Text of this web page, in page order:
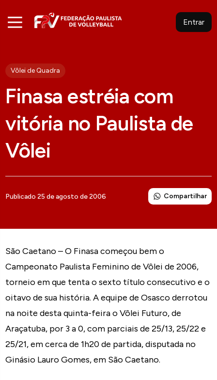
Entrar
Vôlei de Quadra
Finasa estréia com
vitória no Paulista de
Vôlei
Publicado 25 de agosto de 2006 Compartilhar
São Caetano – O Finasa começou bem o
Campeonato Paulista Feminino de Vôlei de 2006,
torneio em que tenta o sexto título consecutivo e o
oitavo de sua história. A equipe de Osasco derrotou
na noite desta quinta-feira o Vôlei Futuro, de
Araçatuba, por 3 a 0, com parciais de 25/13, 25/22 e
25/21, em cerca de 1h20 de partida, disputada no
Ginásio Lauro Gomes, em São Caetano.